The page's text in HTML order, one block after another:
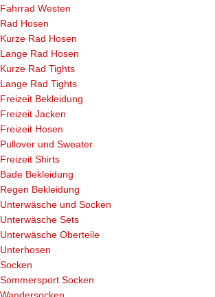
Fahrrad Westen
Rad Hosen
Kurze Rad Hosen
Lange Rad Hosen
Kurze Rad Tights
Lange Rad Tights
Freizeit Bekleidung
Freizeit Jacken
Freizeit Hosen
Pullover und Sweater
Freizeit Shirts
Bade Bekleidung
Regen Bekleidung
Unterwäsche und Socken
Unterwäsche Sets
Unterwäsche Oberteile
Unterhosen
Socken
Sommersport Socken